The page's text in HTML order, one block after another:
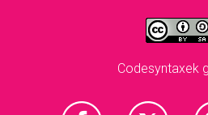
Codesyntaxek